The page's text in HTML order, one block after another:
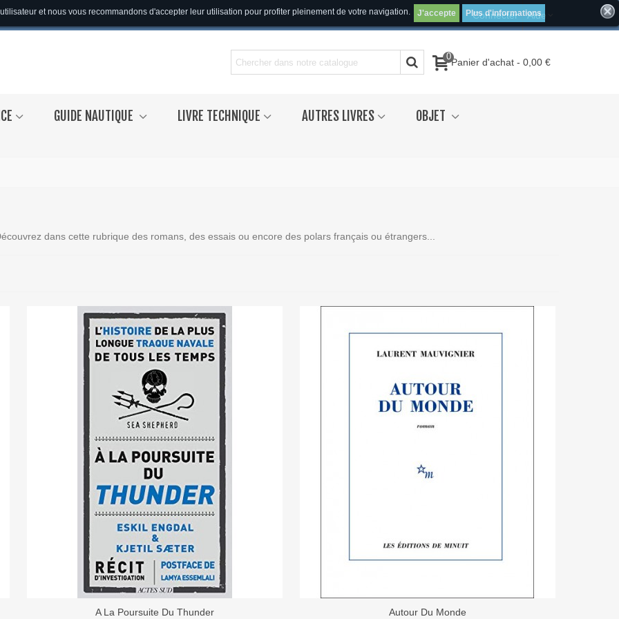
Connecter Aide
et nous vous recommandons d'accepter leur utilisation pour profiter pleinement de votre navigation. J'accepte Plus d'informations
0Panier d'achat - 0,00 €
GUIDE NAUTIQUE LIVRE TECHNIQUE AUTRES LIVRES
OBJET
dans cette rubrique des romans, des essais ou encore des polars français ou étrangers...
Ajouter Au Panier
A La Poursuite Du Thunder Ajouter Au Panier
Autour Du Monde